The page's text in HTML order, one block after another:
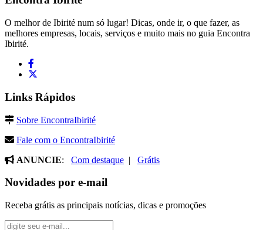
O melhor de Ibirité num só lugar! Dicas, onde ir, o que fazer, as
melhores empresas, locais, serviços e muito mais no guia Encontra
Ibirité.
Links Rápidos
Sobre EncontraIbirité
Fale com o EncontraIbirité
ANUNCIE: Com destaque | Grátis
Novidades por e-mail
Receba grátis as principais notícias, dicas e promoções